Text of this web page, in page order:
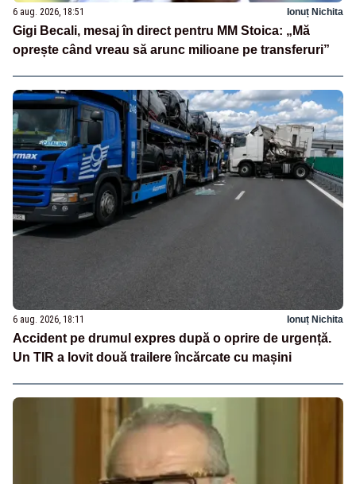
6 aug. 2026, 18:51 Ionuț Nichita
Gigi Becali, mesaj în direct pentru MM Stoica: „Mă
oprește când vreau să arunc milioane pe transferuri”
6 aug. 2026, 18:11 Ionuț Nichita
Accident pe drumul expres după o oprire de urgență.
Un TIR a lovit două trailere încărcate cu mașini